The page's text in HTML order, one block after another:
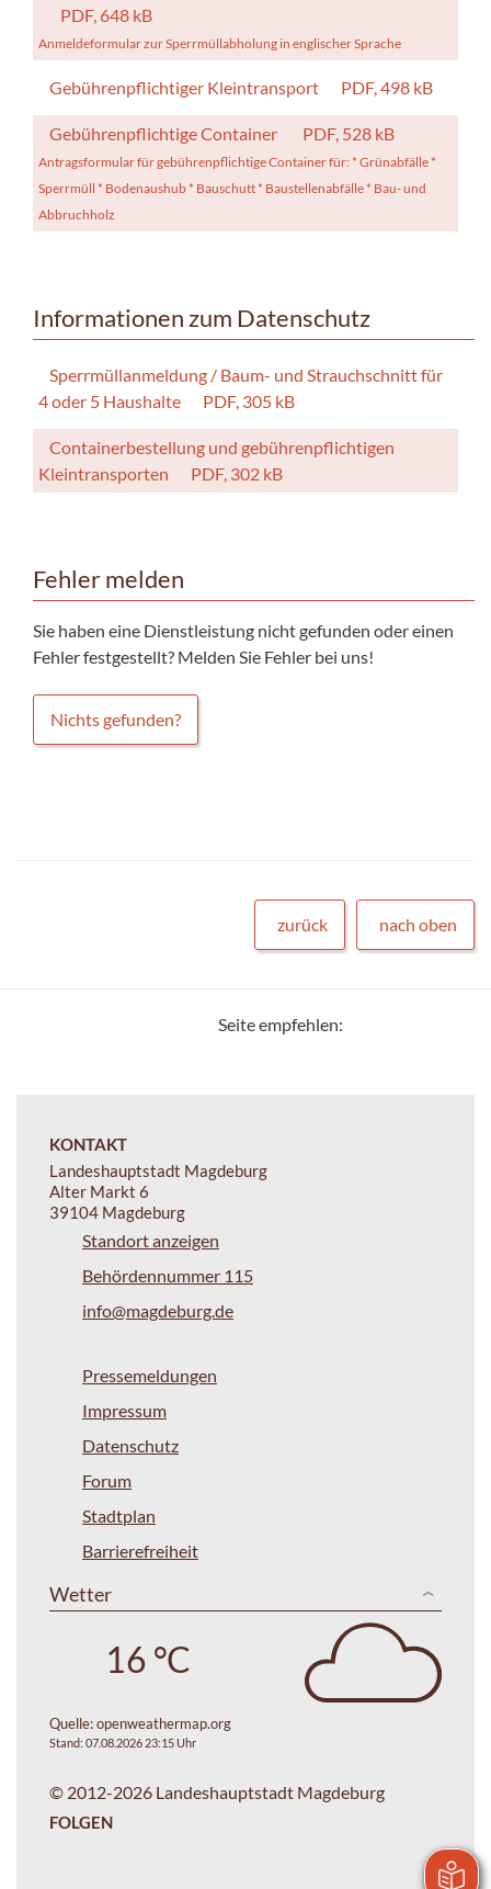
PDF, 648 kB
Anmeldeformular zur Sperrmüllabholung in englischer Sprache
Gebührenpflichtiger Kleintransport PDF, 498 kB
Gebührenpflichtige Container PDF, 528 kB
Antragsformular für gebührenpflichtige Container für: * Grünabfälle *
Sperrmüll * Bodenaushub * Bauschutt * Baustellenabfälle * Bau- und
Abbruchholz
Informationen zum Datenschutz
Sperrmüllanmeldung / Baum- und Strauchschnitt für
4 oder 5 Haushalte
PDF, 305 kB
Containerbestellung und gebührenpflichtigen
Kleintransporten
PDF, 302 kB
Fehler melden
Sie haben eine Dienstleistung nicht gefunden oder einen
Fehler festgestellt? Melden Sie Fehler bei uns!
Nichts gefunden?
zurück nach oben
Seite empfehlen:
KONTAKT
Landeshauptstadt Magdeburg
Alter Markt 6
39104 Magdeburg
Standort anzeigen
Behördennummer 115
info@magdeburg.de
Pressemeldungen
Impressum
Datenschutz
Forum
Stadtplan
Barrierefreiheit
Wetter
16 °C
Quelle:openweathermap.org
Stand: 07.08.2026 23:15 Uhr
© 2012-2026 Landeshauptstadt Magdeburg
FOLGEN